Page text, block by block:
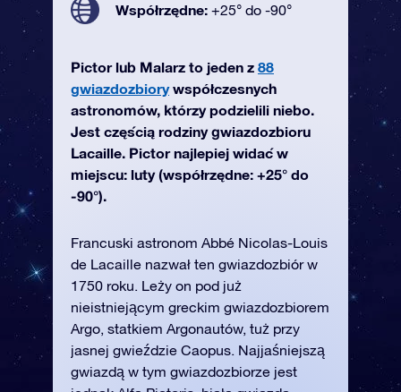
Współrzędne: +25° do -90°
Pictor lub Malarz to jeden z 88
gwiazdozbiorywspółczesnych
astronomów, którzy podzielili niebo.
Jest częścią rodziny gwiazdozbioru
Lacaille. Pictor najlepiej widać w
miejscu: luty (współrzędne: +25° do
-90°).
Francuski astronom Abbé Nicolas-Louis
de Lacaille nazwał ten gwiazdozbiór w
1750 roku. Leży on pod już
nieistniejącym greckim gwiazdozbiorem
Argo, statkiem Argonautów, tuż przy
jasnej gwieździe Caopus. Najjaśniejszą
gwiazdą w tym gwiazdozbiorze jest